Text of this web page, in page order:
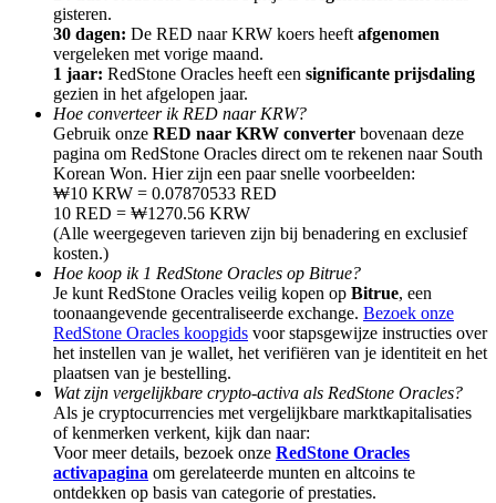
BTC Welcome Rewards
Deposit & Trade BTC to Share 25000 USDT prize pool!
Deposit CASHCAT & Win
Share 500000 CASHCAT prize pool
Exclusive for BitMart Users
gisteren.
30 dagen: De RED naar KRW koers heeft afgenomen
vergeleken met vorige maand.
1 jaar: RedStone Oracles heeft een significante prijsdaling
gezien in het afgelopen jaar.
Hoe converteer ik RED naar KRW?
Gebruik onze RED naar KRW converter bovenaan deze
pagina om RedStone Oracles direct om te rekenen naar South
Korean Won. Hier zijn een paar snelle voorbeelden:
₩10 KRW = 0.07870533 RED
10 RED = ₩1270.56 KRW
(Alle weergegeven tarieven zijn bij benadering en exclusief
kosten.)
Hoe koop ik 1 RedStone Oracles op Bitrue?
Je kunt RedStone Oracles veilig kopen op Bitrue, een
toonaangevende gecentraliseerde exchange. Bezoek onze
RedStone Oracles koopgids voor stapsgewijze instructies over
het instellen van je wallet, het verifiëren van je identiteit en het
plaatsen van je bestelling.
Wat zijn vergelijkbare crypto-activa als RedStone Oracles?
Als je cryptocurrencies met vergelijkbare marktkapitalisaties
of kenmerken verkent, kijk dan naar:
Voor meer details, bezoek onze RedStone Oracles
activapagina om gerelateerde munten en altcoins te
ontdekken op basis van categorie of prestaties.